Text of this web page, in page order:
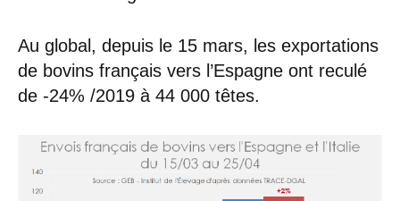
Au global, depuis le 15 mars, les exportations
de bovins français vers l’Espagne ont reculé
de -24% /2019 à 44 000 têtes.